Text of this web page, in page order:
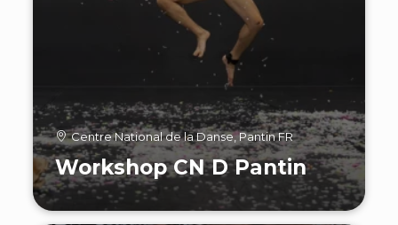
Centre National de la Danse, Pantin FR
Workshop CN D Pantin